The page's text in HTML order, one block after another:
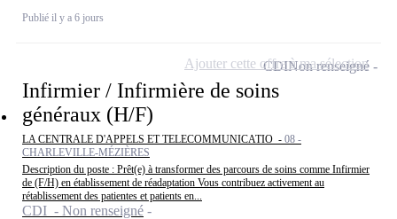
Publié il y a 6 jours
Infirmier / Infirmière de soins
généraux (H/F)
LA CENTRALE D'APPELS ET TELECOMMUNICATIO - 08 -
CHARLEVILLE-MÉZIÈRES
Description du poste : Prêt(e) à transformer des parcours de soins comme Infirmier
de (F/H) en établissement de réadaptation Vous contribuez activement au
rétablissement des patientes et patients en...
CDI - Non renseigné
CDINon renseigné
Ajouter cette offre à ma sélection